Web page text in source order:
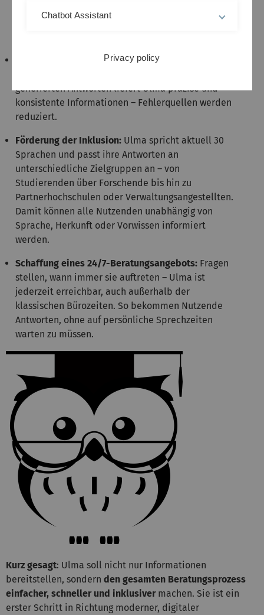
selbstständig, sodass unsere Mitarbeitenden mehr
Steigerung der Antwortqualität:Durch die
generierten Antworten liefert Ulma präzise und
konsistente Informationen – Fehlerquellen werden
reduziert.
Förderung der Inklusion: Ulma spricht aktuell 30
Sprachen und passt ihre Antworten an
unterschiedliche Zielgruppen an – von
Studierenden über Forschende bis hin zu
Partnerhochschulen oder Verwaltungsangestellten.
Damit können alle Nutzenden unabhängig von
Sprache, Herkunft oder Vorwissen informiert
werden.
Schaffung eines 24/7-Beratungsangebots: Fragen
stellen, wann immer sie auftreten – Ulma ist
jederzeit erreichbar, auch außerhalb der
klassischen Bürozeiten. So bekommen Nutzende
Antworten, ohne auf persönliche Sprechzeiten
warten zu müssen.
Kurz gesagt: Ulma soll nicht nur Informationen
bereitstellen, sondern den gesamten Beratungsprozess
einfacher, schneller und inklusivermachen. Sie ist ein
erster Schritt in Richtung moderner, digitaler
Chatbot Assistant
Privacy policy